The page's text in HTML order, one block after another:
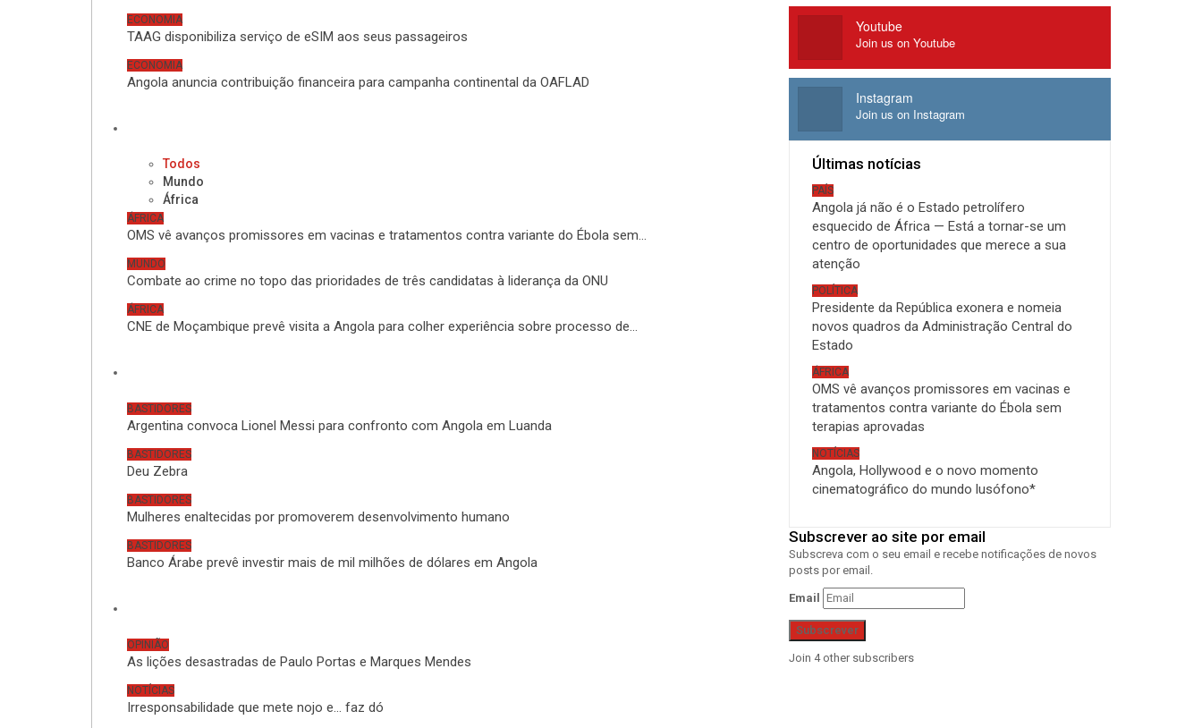
ECONOMIA
TAAG disponibiliza serviço de eSIM aos seus passageiros
ECONOMIA
Angola anuncia contribuição financeira para campanha continental da OAFLAD
Todos
Mundo
África
ÁFRICA
OMS vê avanços promissores em vacinas e tratamentos contra variante do Ébola sem…
MUNDO
Combate ao crime no topo das prioridades de três candidatas à liderança da ONU
ÁFRICA
CNE de Moçambique prevê visita a Angola para colher experiência sobre processo de…
BASTIDORES
Argentina convoca Lionel Messi para confronto com Angola em Luanda
BASTIDORES
Deu Zebra
BASTIDORES
Mulheres enaltecidas por promoverem desenvolvimento humano
BASTIDORES
Banco Árabe prevê investir mais de mil milhões de dólares em Angola
OPINIÃO
As lições desastradas de Paulo Portas e Marques Mendes
NOTÍCIAS
Irresponsabilidade que mete nojo e… faz dó
Youtube
Join us on Youtube
Instagram
Join us on Instagram
Últimas notícias
PAÍS
Angola já não é o Estado petrolífero
esquecido de África — Está a tornar-se um
centro de oportunidades que merece a sua
atenção
POLÍTICA
Presidente da República exonera e nomeia
novos quadros da Administração Central do
Estado
ÁFRICA
OMS vê avanços promissores em vacinas e
tratamentos contra variante do Ébola sem
terapias aprovadas
NOTÍCIAS
Angola, Hollywood e o novo momento
cinematográfico do mundo lusófono*
Subscrever ao site por email
Subscreva com o seu email e recebe notificações de novos
posts por email.
Email
Subscrever
Join 4 other subscribers